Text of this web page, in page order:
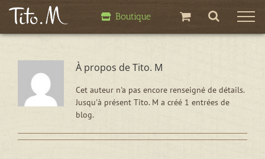
Passer
Boutique
À propos deTito. M
Cet auteur n'a pas encore renseigné de détails.
Jusqu'à présent Tito. M a créé 1 entrées de
blog.